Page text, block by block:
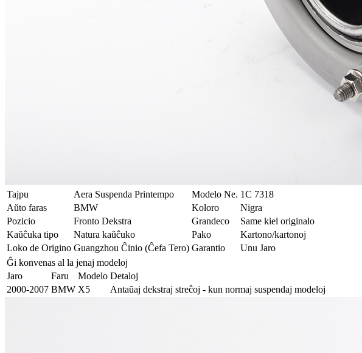
Tajpu Aera Suspenda Printempo Modelo Ne. 1C 7318
Aŭto faras
BMW Koloro
Nigra
Pozicio
Fronto Dekstra Grandeco
Same kiel originalo
Kaŭĉuka tipo
Natura kaŭĉuko Pako
Kartono/kartonoj
Loko de Origino Guangzhou Ĉinio (Ĉefa Tero) Garantio
Unu Jaro
Ĝi konvenas al la jenaj modeloj
Jaro
Faru Modelo Detaloj
2000-2007 BMW X5 Antaŭaj dekstraj streĉoj - kun normaj suspendaj modeloj